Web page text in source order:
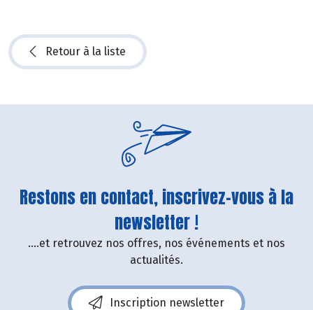
Retour à la liste
Restons en contact, inscrivez-vous à la
newsletter !
....et retrouvez nos offres, nos événements et nos
actualités.
Inscription newsletter